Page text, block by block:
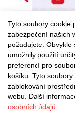
Danxen Pánské
Sandoval #3
Domů Hráčské
2025/26 Dres
Kč1.542,60
Tyto soubory cookie
zabezpečení našich
požadujete. Obvykle
umožnily použití
preferencí pro
košíku. Tyto
zablokování
webu. Další
osobních údajů